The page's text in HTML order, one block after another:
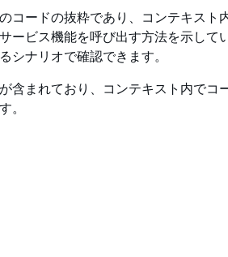
コードの抜粋であり、コンテキスト
ービス機能を呼び出す方法を示して
シナリオで確認できます。
含まれており、コンテキスト内でコ
。